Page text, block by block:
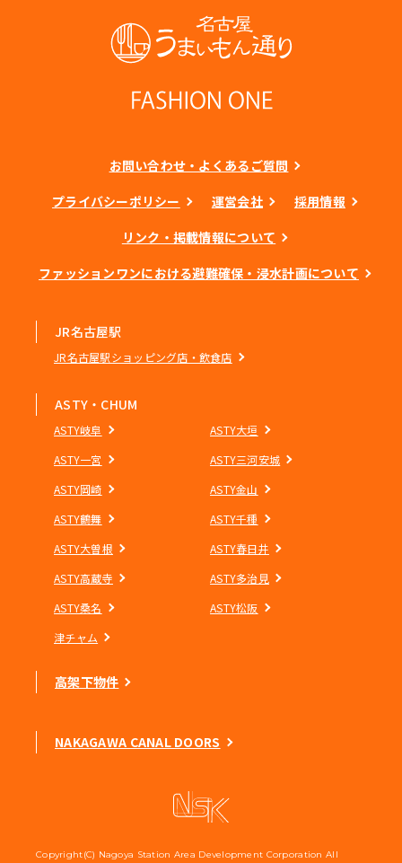
お問い合わせ・よくあるご質問
プライバシーポリシー
運営会社
採用情報
リンク・掲載情報について
ファッションワンにおける避難確保・浸水計画について
JR名古屋駅
JR名古屋駅ショッピング店・飲食店
ASTY・CHUM
ASTY岐阜
ASTY大垣
ASTY一宮
ASTY三河安城
ASTY岡崎
ASTY金山
ASTY鶴舞
ASTY千種
ASTY大曽根
ASTY春日井
ASTY高蔵寺
ASTY多治見
ASTY桑名
ASTY松阪
津チャム
高架下物件
NAKAGAWA CANAL DOORS
Copyright(C) Nagoya Station Area Development Corporation All